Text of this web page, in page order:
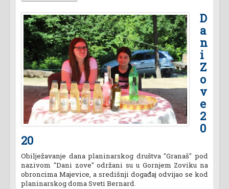
D
a
n
i
Z
o
v
e
2
0
20
Obilježavanje dana planinarskog društva "Granaš" pod
nazivom "Dani zove" održani su u Gornjem Zoviku na
obroncima Majevice, a središnji događaj odvijao se kod
planinarskog doma Sveti Bernard.